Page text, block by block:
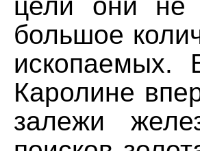
большое
Каролине
залежи